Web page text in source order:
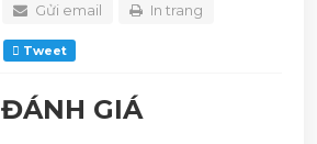
Gửi email In trang
Tweet
ĐÁNH GIÁ